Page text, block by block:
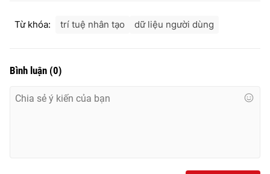
Từ khóa: trí tuệ nhân tạo dữ liệu người dùng
Bình luận (0)